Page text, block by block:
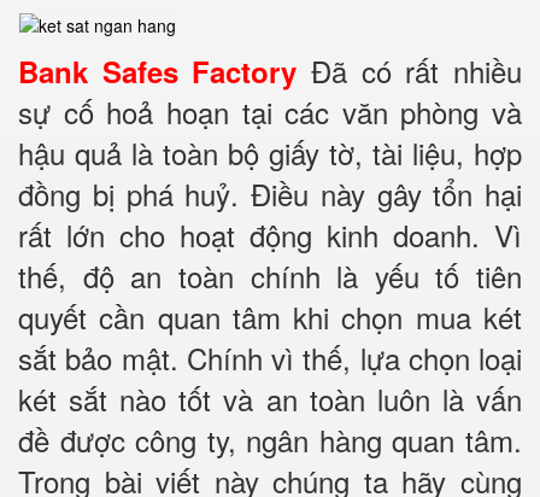
Bank Safes Factory Đã có rất nhiều
sự cố hoả hoạn tại các văn phòng và
hậu quả là toàn bộ giấy tờ, tài liệu, hợp
đồng bị phá huỷ. Điều này gây tổn hại
rất lớn cho hoạt động kinh doanh. Vì
thế, độ an toàn chính là yếu tố tiên
quyết cần quan tâm khi chọn mua két
sắt bảo mật. Chính vì thế, lựa chọn loại
két sắt nào tốt và an toàn luôn là vấn
đề được công ty, ngân hàng quan tâm.
Trong bài viết này chúng ta hãy cùng